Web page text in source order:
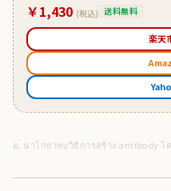
￥1,430 (税込) 送料無料
楽天
ม. นาโกย่าพบวิธิการสร้าง antibody โ